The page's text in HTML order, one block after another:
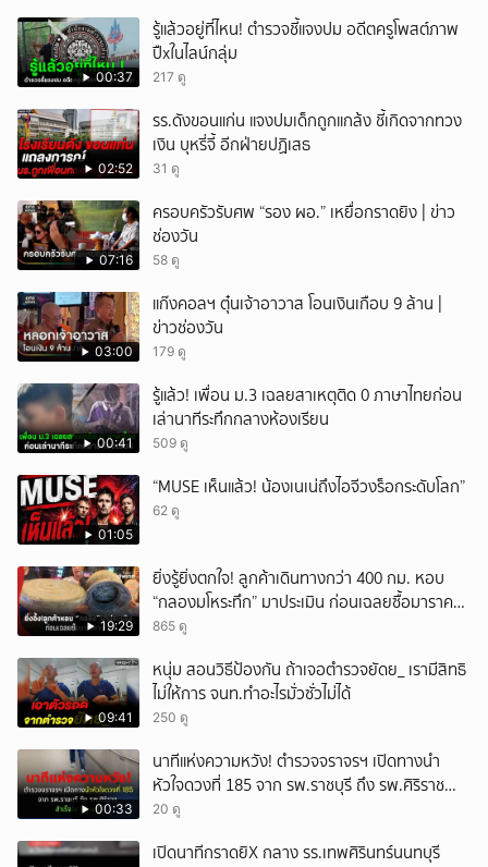
00:37
รู้แล้วอยู่ที่ไหน! ตำรวจชี้แจงปม อดีตครูโพสต์ภาพ
ปืxในไลน์กลุ่ม
217 ดู
02:52
รร.ดังขอนแก่น แจงปมเด็กถูกแกล้ง ชี้เกิดจากทวง
เงิน บุหรี่จี้ อีกฝ่ายปฏิเสธ
31 ดู
07:16
ครอบครัวรับศพ “รอง ผอ.” เหยื่อกราดยิง | ข่าว
ช่องวัน
58 ดู
03:00
แก๊งคอลฯ ตุ๋นเจ้าอาวาส โอนเงินเกือบ 9 ล้าน |
ข่าวช่องวัน
179 ดู
00:41
รู้แล้ว! เพื่อน ม.3 เฉลยสาเหตุติด 0 ภาษาไทยก่อน
เล่านาทีระทึกกลางห้องเรียน
509 ดู
01:05
“MUSE เห็นแล้ว! น้องเนเน่ถึงไอจีวงร็อกระดับโลก”
62 ดู
19:29
ยิ่งรู้ยิ่งตกใจ! ลูกค้าเดินทางกว่า 400 กม. หอบ
“กลองมโหระทึก” มาประเมิน ก่อนเฉลยซื้อมาราคา
เท่าไหร่?
865 ดู
09:41
หนุ่ม สอนวิธีป้องกัน ถ้าเจอตำรวจยัดย_ เรามีสิทธิ
ไม่ให้การ จนท.ทำอะไรมั่วซั่วไม่ได้
250 ดู
00:33
นาทีแห่งความหวัง! ตำรวจจราจรฯ เปิดทางนำ
หัวใจดวงที่ 185 จาก รพ.ราชบุรี ถึง รพ.ศิริราช
สำเร็จใน 48 นาที
20 ดู
เปิดนาทีกราดยิX กลาง รร.เทพศิรินทร์นนทบุรี